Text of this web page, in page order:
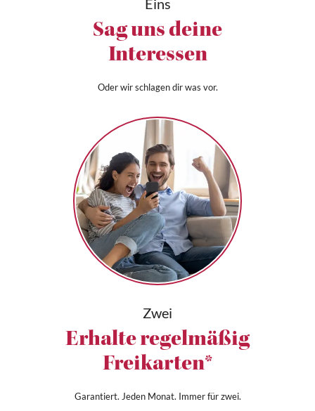
Eins
Sag uns deine
Interessen
Oder wir schlagen dir was vor.
Zwei
Erhalte regelmäßig
Freikarten*
Garantiert. Jeden Monat. Immer für zwei.